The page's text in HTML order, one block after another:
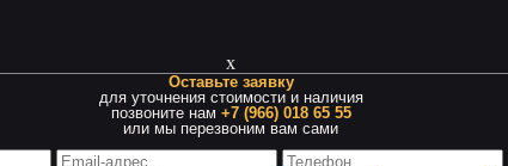
x
Оставьте заявку
для уточнения стоимости и наличия
позвоните нам +7 (966) 018 65 55
или мы перезвоним вам сами